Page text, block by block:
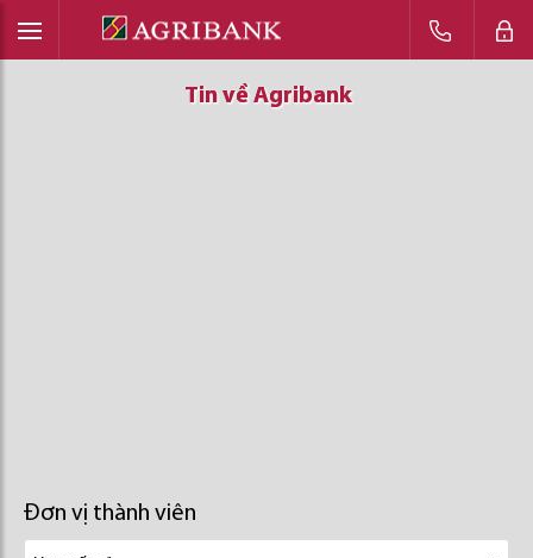
Tin về Agribank
Tin về Agribank
Tin về Agribank
Đơn vị thành viên